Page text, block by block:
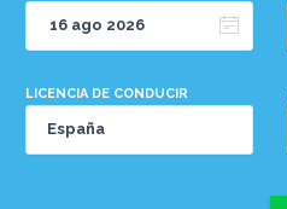
LICENCIA DE CONDUCIR